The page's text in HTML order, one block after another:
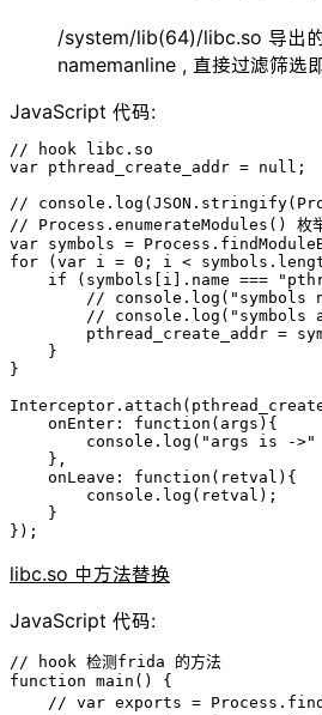
/system/lib(64)/libc.so 导出
namemanline , 直接过滤筛选
JavaScript 代码:
// hook libc.so
var pthread_create_addr = null;
//
// Process.enumerateModules() 枚举
var symbols =
for (var i = 0; i <
if (symbols[i].name ===
// console.log("symbols
// console.log("symbols
pthread_create_addr =
    }
}
    onEnter: function(args){
console.log("args is -
    },
    onLeave: function(retval){
        console.log(retval);
    }
});
libc.so 中方法替换
JavaScript 代码:
// hook 检测frida 的方法
function main() {
// var exports =